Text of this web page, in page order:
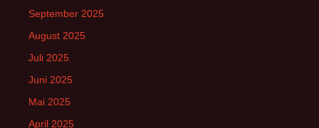
September 2025
August 2025
Juli 2025
Juni 2025
Mai 2025
April 2025